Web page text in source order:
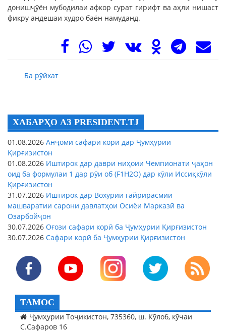
донишҷӯён мубодилаи афкор сурат гирифт ва аҳли нишаст
фикру андешаи худро баён намуданд.
Ба рӯйхат
ХАБАРҲО АЗ PRESIDENT.TJ
01.08.2026 Анҷоми сафари корӣ дар Ҷумҳурии
Қирғизистон
01.08.2026 Иштирок дар даври ниҳоии Чемпионати ҷаҳон
оид ба формулаи 1 дар рӯи об (F1H2O) дар кӯли Иссиқкӯли
Қирғизистон
31.07.2026 Иштирок дар Вохӯрии ғайрирасмии
машваратии сарони давлатҳои Осиёи Марказӣ ва
Озарбойҷон
30.07.2026 Оғози сафари корӣ ба Ҷумҳурии Қирғизистон
30.07.2026 Сафари корӣ ба Ҷумҳурии Қирғизистон
ТАМОС
Ҷумҳурии Тоҷикистон, 735360, ш. Кӯлоб, кӯчаи
С.Сафаров 16